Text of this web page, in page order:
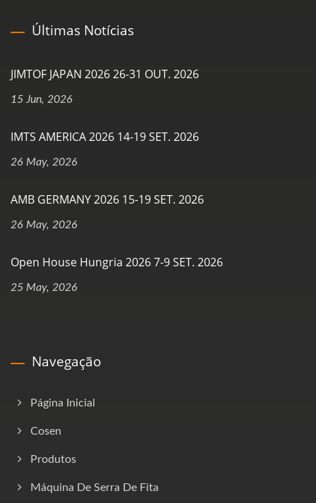
Últimas Notícias
JIMTOF JAPAN 2026 26-31 OUT. 2026
15 Jun, 2026
IMTS AMERICA 2026 14-19 SET. 2026
26 May, 2026
AMB GERMANY 2026 15-19 SET. 2026
26 May, 2026
Open House Hungria 2026 7-9 SET. 2026
25 May, 2026
Navegação
Página Inicial
Cosen
Produtos
Máquina De Serra De Fita